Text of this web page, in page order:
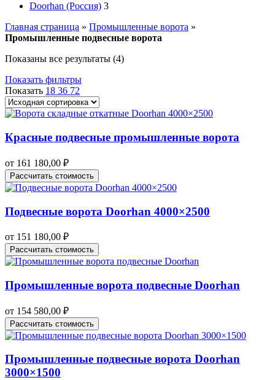
Doorhan (Россия) 3
Главная страница » Промышленные ворота »
Промышленные подвесные ворота
Показаны все результаты (4)
Показать фильтры
Показать 18 36 72
Красные подвесные промышленные ворота
от 161 180,00 ₽
Рассчитать стоимость
Подвесные ворота Doorhan 4000×2500
от 151 180,00 ₽
Рассчитать стоимость
Промышленные ворота подвесные Doorhan
от 154 580,00 ₽
Рассчитать стоимость
Промышленные подвесные ворота Doorhan
3000×1500